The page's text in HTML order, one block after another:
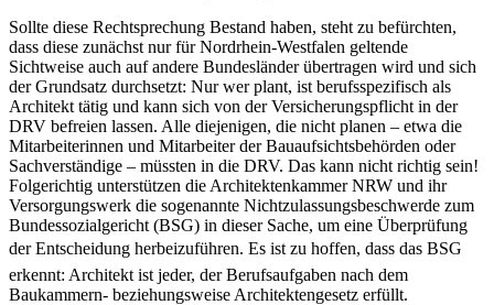
Sollte diese Rechtsprechung Bestand haben, steht zu befürchten,
dass diese zunächst nur für Nordrhein-Westfalen geltende
Sichtweise auch auf andere Bundesländer übertragen wird und sich
der Grundsatz durchsetzt: Nur wer plant, ist berufsspezifisch als
Architekt tätig und kann sich von der Versicherungspflicht in der
DRV befreien lassen. Alle diejenigen, die nicht planen – etwa die
Mitarbeiterinnen und Mitarbeiter der Bauaufsichtsbehörden oder
Sachverständige – müssten in die DRV­. Das kann nicht richtig sein!
Folgerichtig unterstützen die Architektenkammer NRW und ihr
Versorgungswerk die sogenannte Nichtzulassungsbeschwerde zum
Bundessozialgericht (BSG) in dieser Sache, um eine Überprüfung
der Entscheidung herbeizuführen. Es ist zu hoffen, dass das BSG
erkennt: Architekt ist jeder, der Berufsaufgaben nach dem
Baukammern- beziehungsweise Architektengesetz erfüllt­.